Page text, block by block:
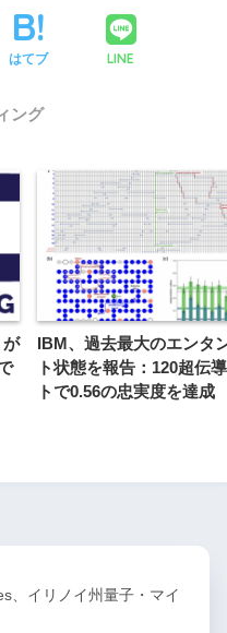
はてブ LINE
ング
IBM、過去最大のエンタ
ト状態を報告：120超伝
トで0.56の忠実度を達成
、イリノイ州量子・マイ